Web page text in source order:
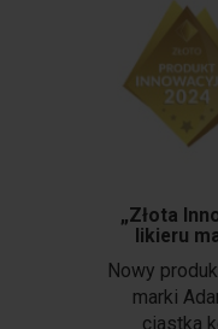
„Złota
likieru
Nowy
marki
ciastka